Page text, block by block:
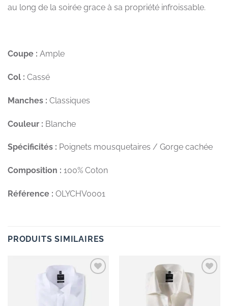
au long de la soirée grace à sa propriété infroissable.
Coupe : Ample
Col : Cassé
Manches : Classiques
Couleur : Blanche
Spécificités : Poignets mousquetaires / Gorge cachée
Composition : 100% Coton
Référence : OLYCHV0001
PRODUITS SIMILAIRES